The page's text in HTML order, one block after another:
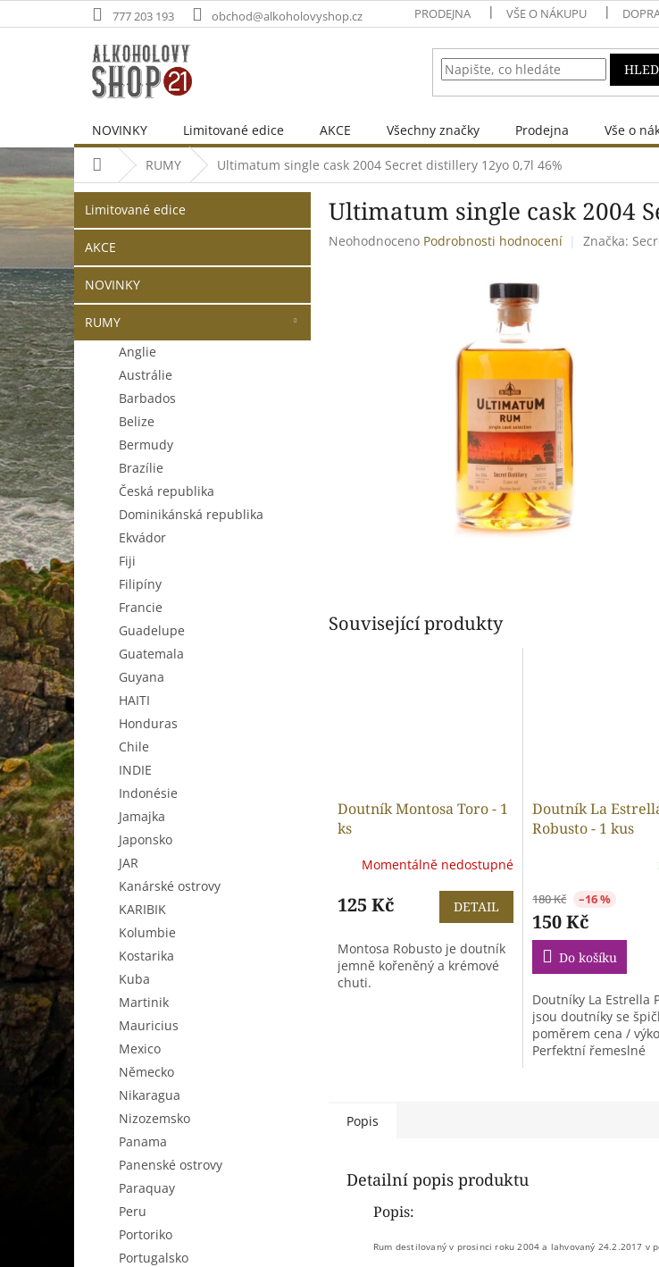
na
777 203 193 obchod@alkoholovyshop.cz PRODEJNA VŠE O NÁKUPU
NOVINKY Limitované edice AKCE Všechny značky Prodejna Vše o
Domů RUMY Ultimatum single cask 2004 Secret distillery 12yo 0,7l 46%
P
o
s
r
a
n
n
í
p
a
n
e
l
kategorie
Limitované edice
AKCE
NOVINKY
RUMY
Anglie
Austrálie
Barbados
Belize
Bermudy
Brazílie
Česká republika
Dominikánská republika
Ekvádor
Fiji
Filipíny
Francie
Guadelupe
Guatemala
Guyana
HAITI
Honduras
Chile
INDIE
Indonésie
Jamajka
Japonsko
JAR
Kanárské ostrovy
KARIBIK
Kolumbie
Kostarika
Kuba
Martinik
Mauricius
Mexico
Německo
Nikaragua
Nizozemsko
Panama
Panenské ostrovy
Paraquay
Peru
Portoriko
Portugalsko
Ultimatum single cask 2004
Průměrné
Neohodnoceno Podrobnosti hodnocení Značka:
Související produkty
Doutník Montosa Toro - 1
ks
Momentálně nedostupné
125 Kč DETAIL
Montosa Robusto je doutník
jemně kořeněný a krémové
chuti.
Doutník La
Robusto - 1 kus
180 Kč –16 %
150 Kč
Do košíku
Doutníky La Estrella
jsou doutníky se
poměrem cena /
Perfektní řemeslné
Popis
Detailní popis produktu
Popis:
Rum destilovaný v prosinci roku 2004 a lahvovaný 24.2.2017 v